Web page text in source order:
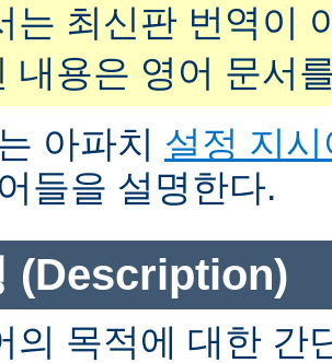
는 최신판 번역이
내용은 영어 문서
아파치 설정 지시
들을 설명한다.
(Description)
의 목적에 대한 간